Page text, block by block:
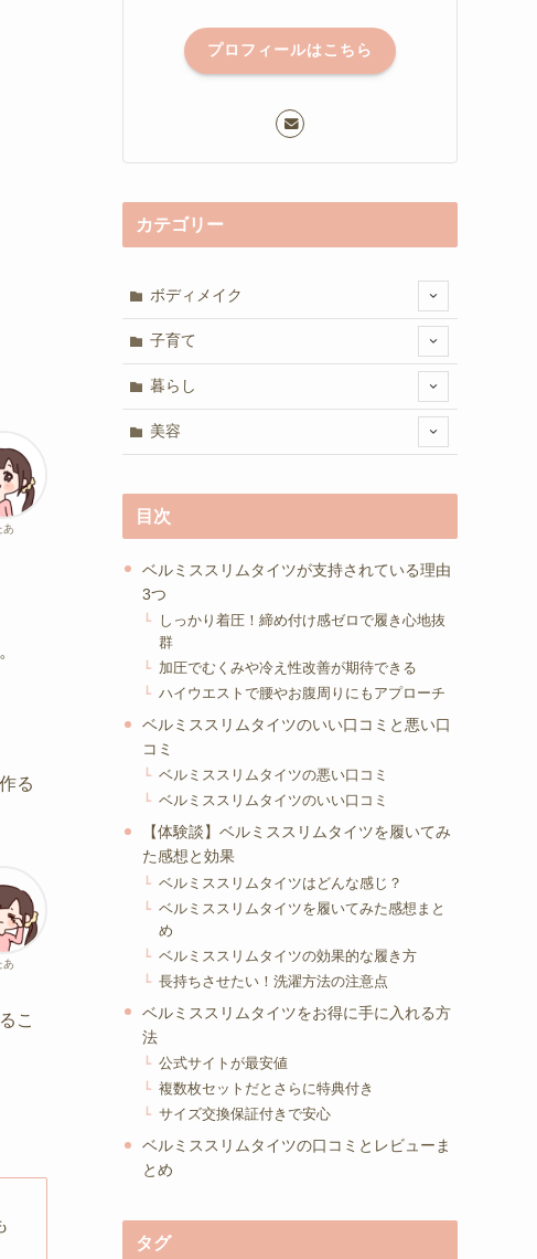
あ
る
あ
こ
プロフィールはこちら
カテゴリー
ボディメイク
子育て
暮らし
美容
目次
ベルミススリムタイツが支持されている理由
3つ
しっかり着圧！締め付け感ゼロで履き心地抜
群
加圧でむくみや冷え性改善が期待できる
ハイウエストで腰やお腹周りにもアプローチ
ベルミススリムタイツのいい口コミと悪い口
コミ
ベルミススリムタイツの悪い口コミ
ベルミススリムタイツのいい口コミ
【体験談】ベルミススリムタイツを履いてみ
た感想と効果
ベルミススリムタイツはどんな感じ？
ベルミススリムタイツを履いてみた感想まと
め
ベルミススリムタイツの効果的な履き方
長持ちさせたい！洗濯方法の注意点
ベルミススリムタイツをお得に手に入れる方
法
公式サイトが最安値
複数枚セットだとさらに特典付き
サイズ交換保証付きで安心
ベルミススリムタイツの口コミとレビューま
とめ
タグ